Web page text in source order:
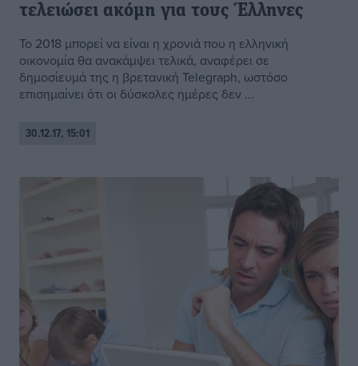
τελειώσει ακόμη για τους Έλληνες
To 2018 μπορεί να είναι η χρονιά που η ελληνική
οικονομία θα ανακάμψει τελικά, αναφέρει σε
δημοσίευμά της η βρετανική Telegraph, ωστόσο
επισημαίνει ότι οι δύσκολες ημέρες δεν ...
30.12.17, 15:01